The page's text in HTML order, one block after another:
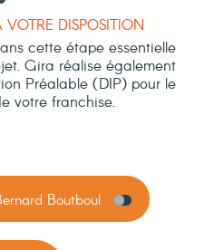
DISPOSITION
cette étape essentielle
Gira réalise également
Préalable (DIP) pour le
votre franchise.
Boutboul